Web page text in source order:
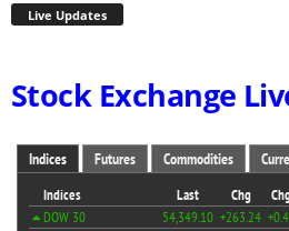
Live Updates
Stock Exchange